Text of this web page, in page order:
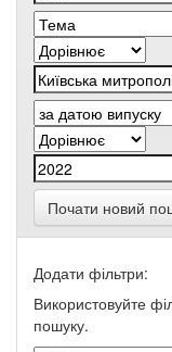
Почати новий
Додати фільтри:
Використовуйте
пошуку.